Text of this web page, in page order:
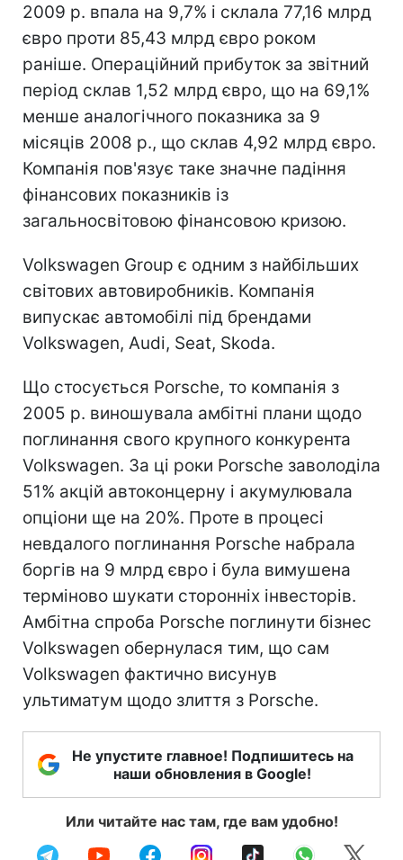
2009 р. впала на 9,7% і склала 77,16 млрд
євро проти 85,43 млрд євро роком
раніше. Операційний прибуток за звітний
період склав 1,52 млрд євро, що на 69,1%
менше аналогічного показника за 9
місяців 2008 р., що склав 4,92 млрд євро.
Компанія пов'язує таке значне падіння
фінансових показників із
загальносвітовою фінансовою кризою.
Volkswagen Group є одним з найбільших
світових автовиробників. Компанія
випускає автомобілі під брендами
Volkswagen, Audi, Seat, Skoda.
Що стосується Porsche, то компанія з
2005 р. виношувала амбітні плани щодо
поглинання свого крупного конкурента
Volkswagen. За ці роки Porsche заволоділа
51% акцій автоконцерну і акумулювала
опціони ще на 20%. Проте в процесі
невдалого поглинання Porsche набрала
боргів на 9 млрд євро і була вимушена
терміново шукати сторонніх інвесторів.
Амбітна спроба Porsche поглинути бізнес
Volkswagen обернулася тим, що сам
Volkswagen фактично висунув
ультиматум щодо злиття з Porsche.
Не упустите главное! Подпишитесь на
наши обновления в Google!
Или читайте нас там, где вам удобно!